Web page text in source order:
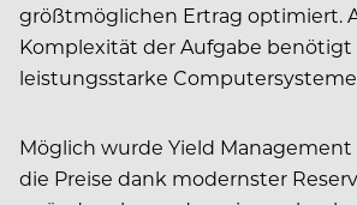
größtmöglichen Ertrag optimiert.
Komplexität der Aufgabe benötigt
leistungsstarke
Möglich wurde Yield Management
die Preise dank modernster